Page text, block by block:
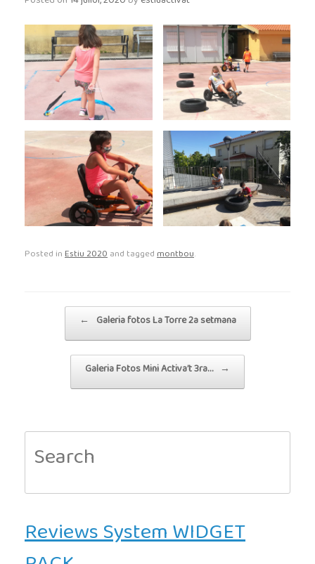
Posted inEstiu 2020and taggedmontbou.
Post navigation
← Galeria fotos La Torre 2a setmana
Galeria Fotos Mini Activa’t 3ra… →
Search
for:
Reviews System WIDGET